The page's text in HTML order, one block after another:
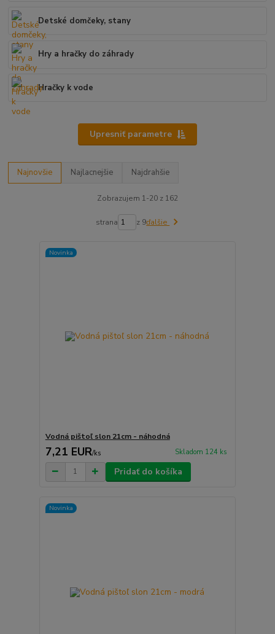
Detské domčeky, stany
Hry a hračky do záhrady
Hračky k vode
Upresniť parametre
Najnovšie Najlacnejšie Najdrahšie
Zobrazujem 1-20 z 162
strana z 9ďalšie
Novinka
Vodná pištoľ slon 21cm - náhodná
7,21 EUR/ks Skladom 124 ks
Pridať do košíka
Novinka